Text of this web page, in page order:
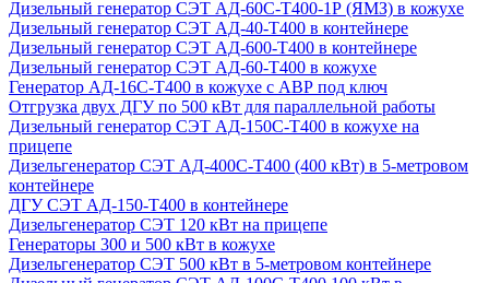
Дизельный генератор СЭТ АД-60С-Т400-1Р (ЯМЗ) в кожухе
Дизельный генератор СЭТ АД-40-Т400 в контейнере
Дизельный генератор СЭТ АД-600-Т400 в контейнере
Дизельный генератор СЭТ АД-60-Т400 в кожухе
Генератор АД-16С-Т400 в кожухе с АВР под ключ
Отгрузка двух ДГУ по 500 кВт для параллельной работы
Дизельный генератор СЭТ АД-150С-Т400 в кожухе на
прицепе
Дизельгенератор СЭТ АД-400С-Т400 (400 кВт) в 5-метровом
контейнере
ДГУ СЭТ АД-150-Т400 в контейнере
Дизельгенератор СЭТ 120 кВт на прицепе
Генераторы 300 и 500 кВт в кожухе
Дизельгенератор СЭТ 500 кВт в 5-метровом контейнере